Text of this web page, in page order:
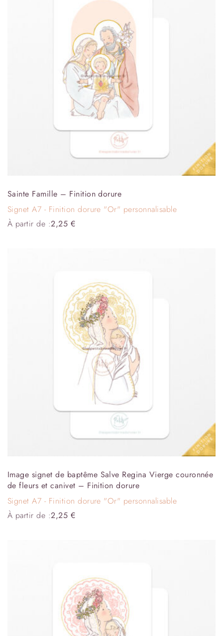
Sainte Famille – Finition dorure
Signet A7 - Finition dorure "Or" personnalisable
À partir de :2,25 €
Image signet de baptême Salve Regina Vierge couronnée
de fleurs et canivet – Finition dorure
Signet A7 - Finition dorure "Or" personnalisable
À partir de :2,25 €